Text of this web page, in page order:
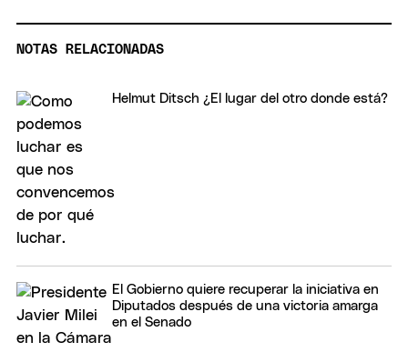
NOTAS RELACIONADAS
Helmut Ditsch ¿El lugar del otro donde está?
El Gobierno quiere recuperar la iniciativa en
Diputados después de una victoria amarga
en el Senado